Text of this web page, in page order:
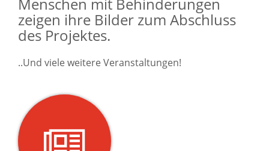
zeigen ihre Bilder zum Abschluss
des Projektes.
..Und viele weitere Veranstaltungen!